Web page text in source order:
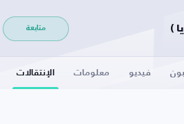
متابعة
فيديو معلومات الإنتقالات